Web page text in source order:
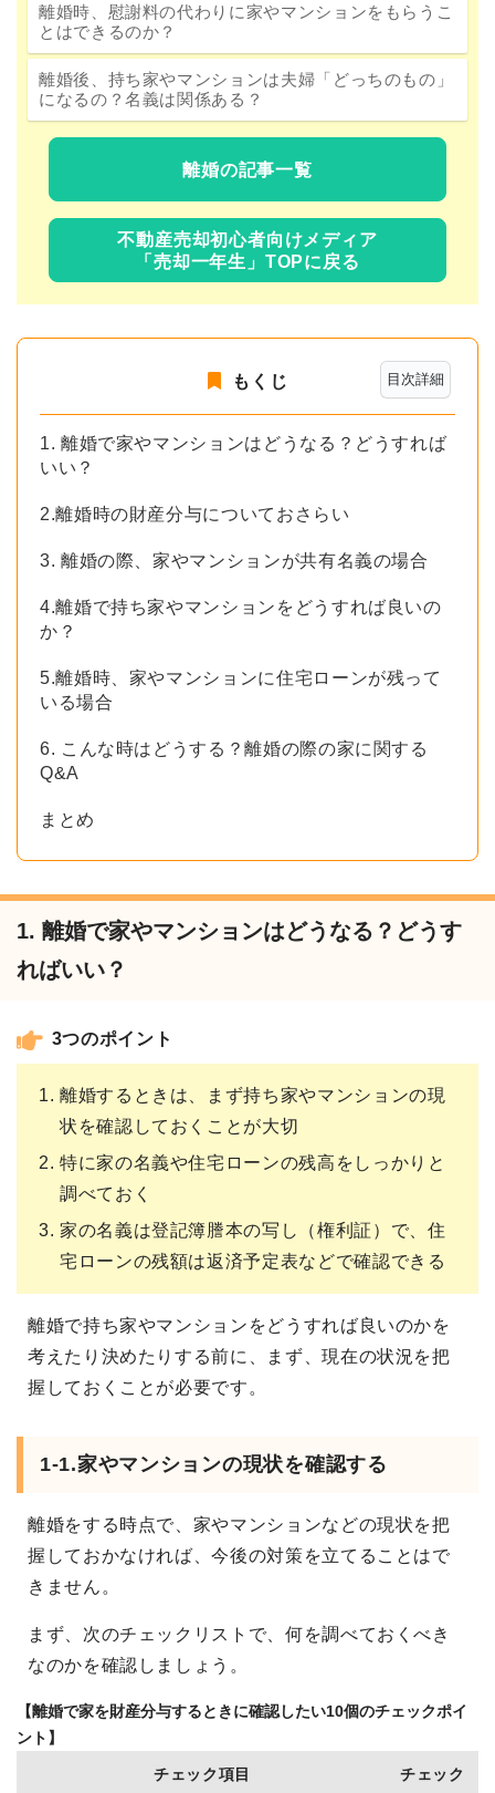
離婚時、慰謝料の代わりに家やマンションをもらうこ
とはできるのか？
離婚後、持ち家やマンションは夫婦「どっちのもの」
になるの？名義は関係ある？
離婚の記事一覧
不動産売却初心者向けメディア
「売却一年生」TOPに戻る
目次詳細
もくじ
1. 離婚で家やマンションはどうなる？どうすれば
いい？
2.離婚時の財産分与についておさらい
3. 離婚の際、家やマンションが共有名義の場合
4.離婚で持ち家やマンションをどうすれば良いの
か？
5.離婚時、家やマンションに住宅ローンが残って
いる場合
6. こんな時はどうする？離婚の際の家に関する
Q&A
まとめ
1. 離婚で家やマンションはどうなる？どうす
ればいい？
3つのポイント
離婚するときは、まず持ち家やマンションの現
状を確認しておくことが大切
特に家の名義や住宅ローンの残高をしっかりと
調べておく
家の名義は登記簿謄本の写し（権利証）で、住
宅ローンの残額は返済予定表などで確認できる
離婚で持ち家やマンションをどうすれば良いのかを
考えたり決めたりする前に、まず、現在の状況を把
握しておくことが必要です。
1-1.家やマンションの現状を確認する
離婚をする時点で、家やマンションなどの現状を把
握しておかなければ、今後の対策を立てることはで
きません。
まず、次のチェックリストで、何を調べておくべき
なのかを確認しましょう。
【離婚で家を財産分与するときに確認したい10個のチェックポイ
ント】
チェック項目 チェック